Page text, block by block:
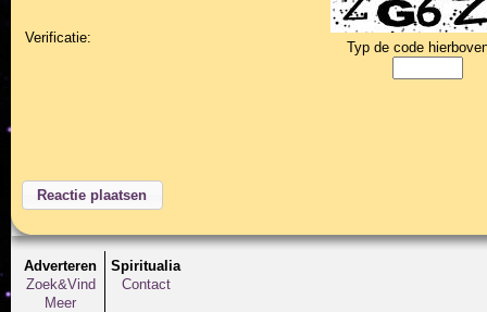
Verificatie:
Typ de code
Adverteren
Zoek&Vind
Meer
Spiritualia
Contact